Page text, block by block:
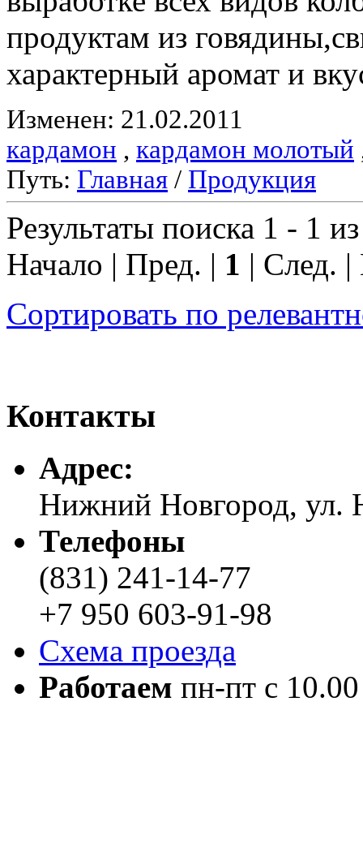
продуктам из
характерный аромат и
Изменен: 21.02.2011
кардамон , кардамон молотый
Путь: Главная / Продукция
Результаты поиска 1 - 1
Начало | Пред. | 1 | След.
Сортировать по
Контакты
Адреc:
Нижний Новгород, ул.
Телефоны
(831) 241-14-77
+7 950 603-91-98
Схема проезда
Работаем пн-пт с